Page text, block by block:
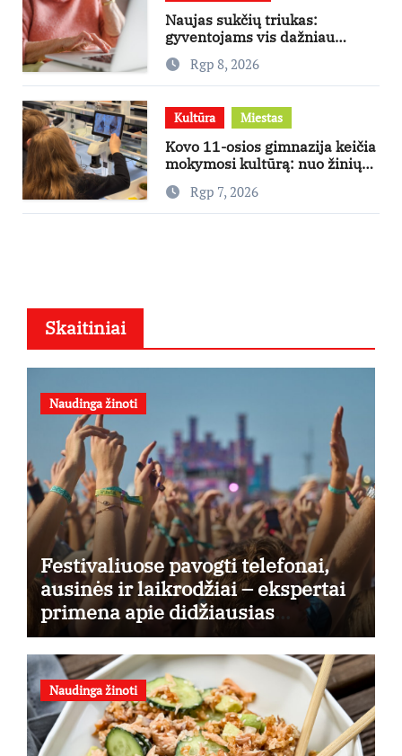
Naujas sukčių triukas:
gyventojams vis dažniau
skambina per „Viber“
Rgp 8, 2026
Kultūra Miestas
Kovo 11-osios gimnazija keičia
mokymosi kultūrą: nuo žinių
kaupimo – prie jų supratimo ir
taikymo
Rgp 7, 2026
Skaitiniai
Naudinga žinoti
Festivaliuose pavogti telefonai,
ausinės ir laikrodžiai – ekspertai
primena apie didžiausias
finansines rizikas
Naudinga žinoti